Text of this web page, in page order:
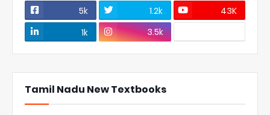
5k 1.2k
43K
1k
3.5k
Tamil Nadu New Textbooks